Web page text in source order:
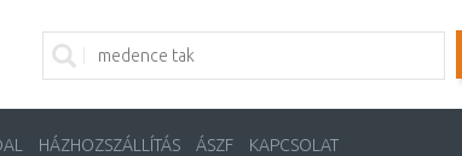
HÁZHOZSZÁLLÍTÁS ÁSZF KAPCSOLAT